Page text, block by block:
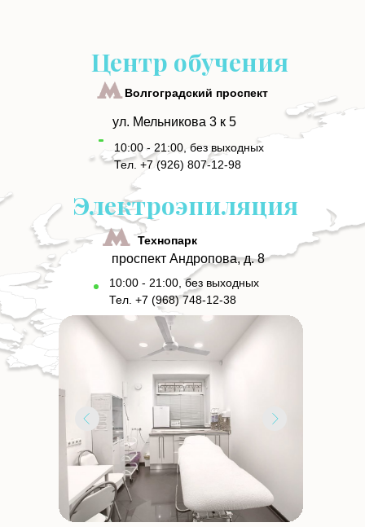
Центр обучения
Электроэпиляция
ул. Мельникова 3 к 5
10:00 - 21:00, без выходных
Тел. +7 (926) 807-12-98
Волгоградский проспект
Технопарк
проспект Андропова, д. 8
10:00 - 21:00, без выходных
Тел. +7 (968) 748-12-38